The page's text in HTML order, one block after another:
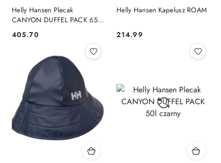
Helly Hansen Plecak
CANYON DUFFEL PACK 65L
Pomarańczowy
Cena:
405.70
Helly Hansen Kapelusz ROAM
Cena:
214.99